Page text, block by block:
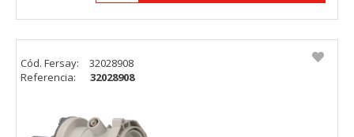
Cód. Fersay:
32028908
Referencia:
32028908